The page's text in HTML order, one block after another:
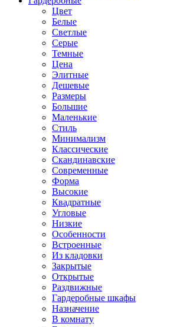
Цвет
Белые
Светлые
Серые
Темные
Цена
Элитные
Дешевые
Размеры
Большие
Маленькие
Стиль
Минимализм
Классические
Скандинавские
Современные
Форма
Высокие
Квадратные
Угловые
Низкие
Особенности
Встроенные
Из кладовки
Закрытые
Открытые
Раздвижные
Гардеробные шкафы
Назначение
В комнату